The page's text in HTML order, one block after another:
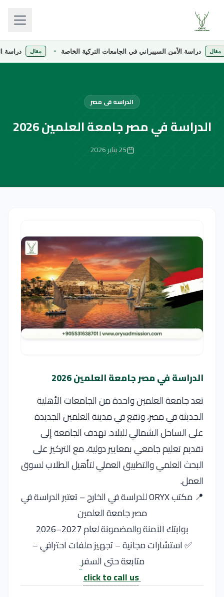
دراسة الأمن السيبراني في الجامعات التركية الخاصة مقال دراسة الصيدلة
الدراسه فى مصر
الدراسة في مصر جامعة العلمين 2026
25 يناير 2026
الدراسة في مصر جامعة العلمين 2026
تعد جامعة العلمين واحدة من الجامعات الأهلية
الحديثة في مصر، وتقع في مدينة العلمين الجديدة
على الساحل الشمالي للبلاد. تهدف الجامعة إلى
تقديم تعليم جامعي بمعايير دولية، مع التركيز على
البحث العلمي والتطبيق العملي لتأهيل الطلاب لسوق
العمل.
📍 مكتب ORYX للدراسة في الخارج – تعتبر الدراسة في
مصر جامعة العلمين
بوابتك الآمنة والمضمونة لعام 2027–2026
✅ استشارات مجانية – تجهيز ملفات احترافي –
متابعة حتى السفر
click to call us